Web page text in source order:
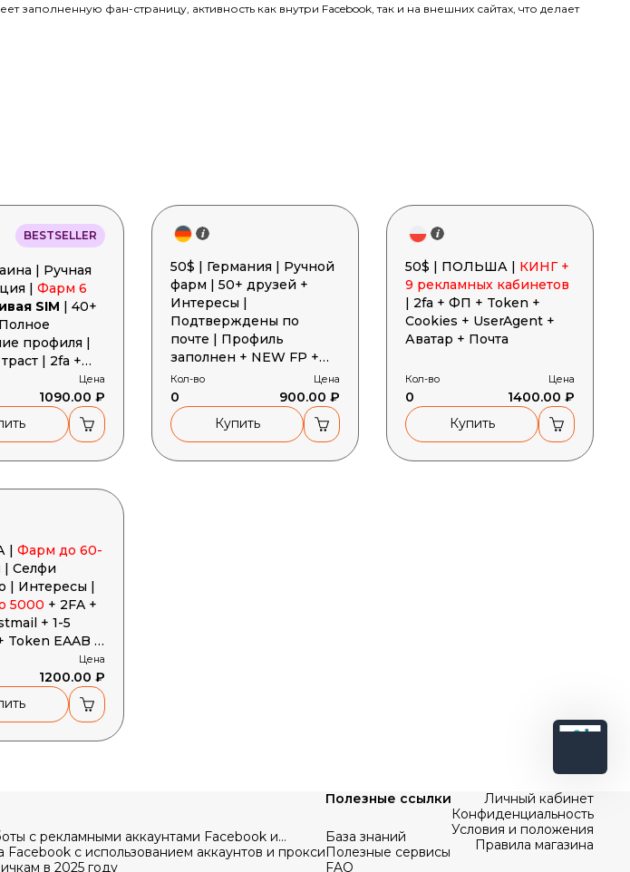
заполненную фан-страницу, активность как внутри Facebook, так и на внешних сайтах, что делает
BESTSELLER
Ручная
| Фарм 6
SIM | 40+
профиля |
| 2fa +
User-Agent +Цена
1090.00 ₽
50$ | Германия | Ручной
фарм | 50+ друзей +
Интересы |
Подтверждены по
почте | Профиль
заполнен + NEW FP +
2FA + Почта + Cookies +
User-Agent
Кол-во
0
Цена
900.00 ₽
Купить
50$ | ПОЛЬША | КИНГ +
9 рекламных кабинетов
| 2fa + ФП + Token +
Cookies + UserAgent +
Аватар + Почта
Кол-во
0
Цена
1400.00 ₽
Купить
| Фарм до 60-
| Селфи
| Интересы |
5000 + 2FA +
+ 1-5
User-Agent +Цена
1200.00 ₽
с рекламными аккаунтами Facebook и
с использованием аккаунтов и прокси
в 2025 году
Полезные ссылки
База знаний
Полезные сервисы
FAQ
Личный кабинет
Конфиденциальность
Условия и положения
Правила магазина